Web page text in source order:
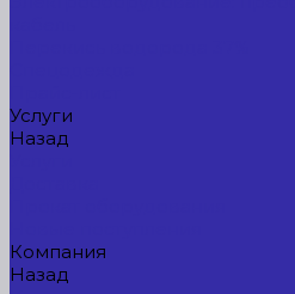
Услуги
Назад
Компания
Назад